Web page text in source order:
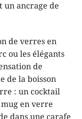
un ancrage de
de verres en
ou les élégants
de
de la boisson
: un cocktail
en verre